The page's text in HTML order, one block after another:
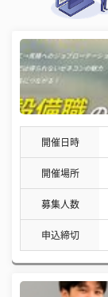
開催日時
開催場所
募集人数
申込締切